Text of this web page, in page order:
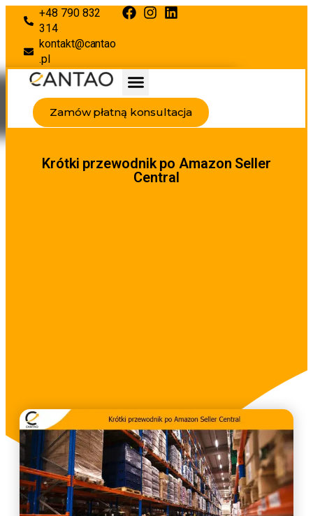
+48 790 832
314
kontakt@cantao
.pl
Zamów płatną konsultacja
Krótki przewodnik po Amazon Seller
Central